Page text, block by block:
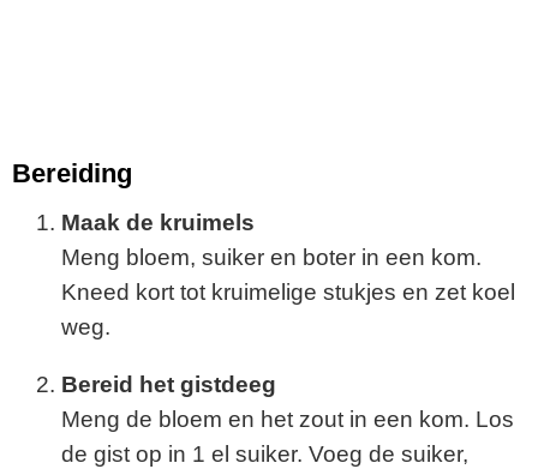
Bereiding
Maak de kruimels
Meng bloem, suiker en boter in een kom.
Kneed kort tot kruimelige stukjes en zet koel
weg.
Bereid het gistdeeg
Meng de bloem en het zout in een kom. Los
de gist op in 1 el suiker. Voeg de suiker,